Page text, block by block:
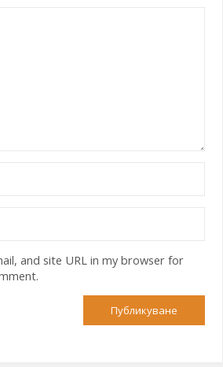
and site URL in my browser for